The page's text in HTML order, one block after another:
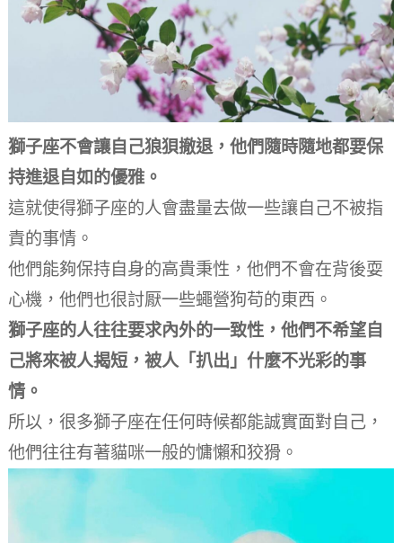
獅子座不會讓自己狼狽撤退，他們隨時隨地都要保
持進退自如的優雅。
這就使得獅子座的人會盡量去做一些讓自己不被指
責的事情。
他們能夠保持自身的高貴秉性，他們不會在背後耍
心機，他們也很討厭一些蠅營狗苟的東西。
獅子座的人往往要求內外的一致性，他們不希望自
己將來被人揭短，被人「扒出」什麼不光彩的事
情。
所以，很多獅子座在任何時候都能誠實面對自己，
他們往往有著貓咪一般的慵懶和狡猾。